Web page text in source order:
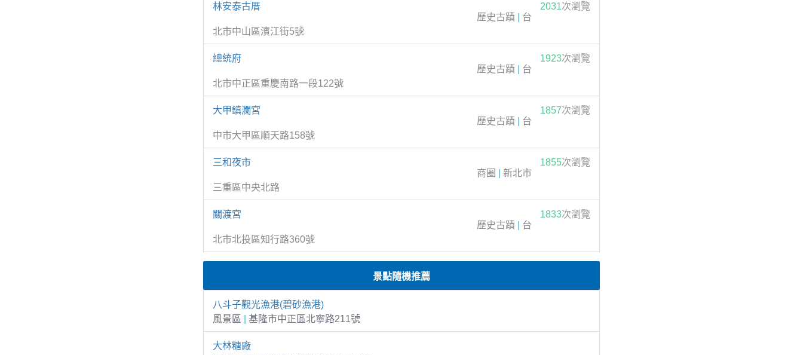
林安泰古厝 2031次瀏覽
歷史古蹟
台
北市中山區濱江街5號
總統府 1923次瀏覽
歷史古蹟
台
北市中正區重慶南路一段122號
大甲鎮瀾宮 1857次瀏覽
歷史古蹟
台
中市大甲區順天路158號
三和夜市 1855次瀏覽
商圈
新北市
三重區中央北路
關渡宮 1833次瀏覽
歷史古蹟
台
北市北投區知行路360號
景點隨機推薦
八斗子觀光漁港(碧砂漁港)
風景區
基隆市中正區北寧路211號
大林糖廠